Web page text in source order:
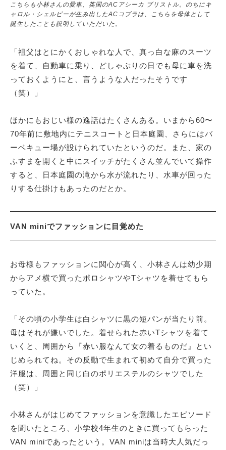
こちらも小林さんの愛車、英国のACアシーカ ブリストル。のちにキ
ャロル・シェルビーが生み出したACコブラは、こちらを母体として
誕生したことも説明していただいた。
「祖父はとにかくおしゃれな人で、真っ白な麻のスーツ
を着て、自動車に乗り、どしゃぶりの日でも母に車を洗
っておくようにと、言うような人だったそうです
（笑）」
ほかにもおじい様の逸話はたくさんある。いまから60〜
70年前に敷地内にテニスコートと日本庭園、さらにはバ
ーベキュー場が設けられていたというのだ。また、家の
ふすまを開くと中にスイッチがたくさん並んでいて操作
すると、日本庭園の滝から水が流れたり、水車が回った
りする仕掛けもあったのだとか。
VAN miniでファッションに目覚めた
お母様もファッションに関心が高く、小林さんは幼少期
からアメ横で買ったポロシャツやTシャツを着せてもら
っていた。
「その頃の小学生は白シャツに黒の短パンが当たり前。
母はそれが嫌いでした。着せられた赤いTシャツを着て
いくと、周囲から『赤い服なんて女の着るものだ』とい
じめられてね。その反動で生まれて初めて自分で買った
洋服は、周囲と同じ白のポリエステルのシャツでした
（笑）」
小林さんがはじめてファッションを意識したエピソード
を聞いたところ、小学校4年生のときに買ってもらった
VAN miniであったという。VAN miniは当時大人気だっ